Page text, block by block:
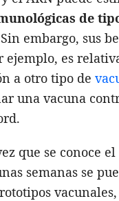
de
embargo, sus
ejemplo, es
a otro tipo de
una vacuna
que se conoce
semanas se